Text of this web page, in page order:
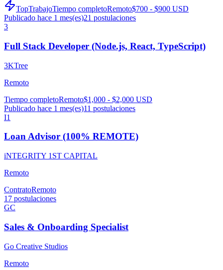
TopTrabajoTiempo completoRemoto$700 - $900 USD
Publicado hace 1 mes(es)21 postulaciones
3
Full Stack Developer (Node.js, React, TypeScript)
3KTree
Remoto
Tiempo completoRemoto$1,000 - $2,000 USD
Publicado hace 1 mes(es)11 postulaciones
I1
Loan Advisor (100% REMOTE)
iNTEGRITY 1ST CAPITAL
Remoto
ContratoRemoto
17 postulaciones
GC
Sales & Onboarding Specialist
Go Creative Studios
Remoto